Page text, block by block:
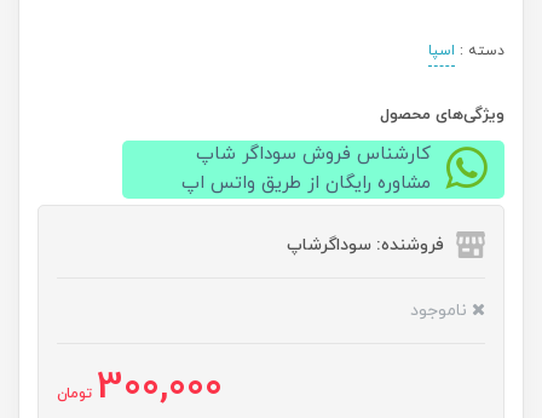
دسته : اسپا
ویژگی‌های محصول
کارشناس فروش سوداگر شاپ
مشاوره رایگان از طریق واتس اپ
فروشنده: سوداگرشاپ
ناموجود
300,000 تومان